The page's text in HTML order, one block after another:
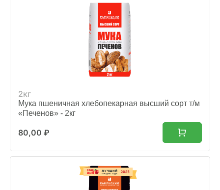
2кг
Мука пшеничная хлебопекарная высший сорт т/м
«Печенов» - 2кг
80,00 ₽